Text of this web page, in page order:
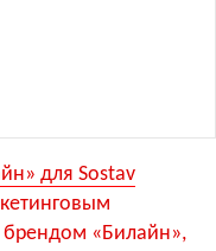
для Sostav
брендом «Билайн»,